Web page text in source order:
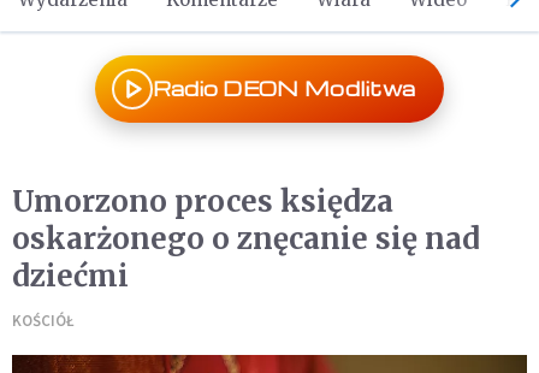
Radio DEON Modlitwa
Umorzono proces księdza
oskarżonego o znęcanie się nad
dziećmi
KOŚCIÓŁ